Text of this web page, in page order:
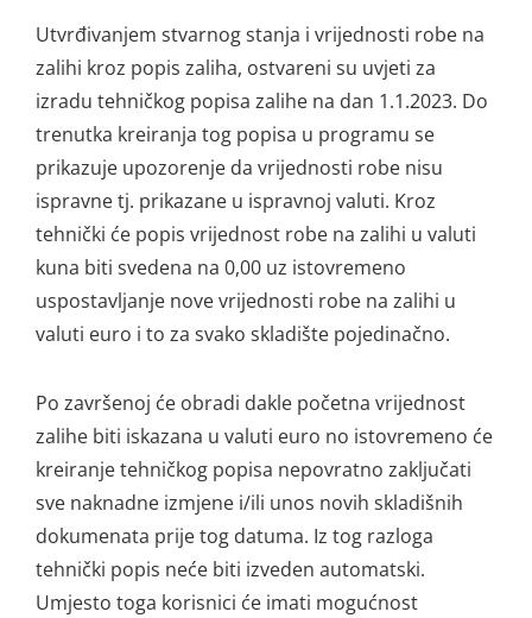
Utvrđivanjem stvarnog stanja i vrijednosti robe na
zalihi kroz popis zaliha, ostvareni su uvjeti za
izradu tehničkog popisa zalihe na dan 1.1.2023. Do
trenutka kreiranja tog popisa u programu se
prikazuje upozorenje da vrijednosti robe nisu
ispravne tj. prikazane u ispravnoj valuti. Kroz
tehnički će popis vrijednost robe na zalihi u valuti
kuna biti svedena na 0,00 uz istovremeno
uspostavljanje nove vrijednosti robe na zalihi u
valuti euro i to za svako skladište pojedinačno.
Po završenoj će obradi dakle početna vrijednost
zalihe biti iskazana u valuti euro no istovremeno će
kreiranje tehničkog popisa nepovratno zaključati
sve naknadne izmjene i/ili unos novih skladišnih
dokumenata prije tog datuma. Iz tog razloga
tehnički popis neće biti izveden automatski.
Umjesto toga korisnici će imati mogućnost